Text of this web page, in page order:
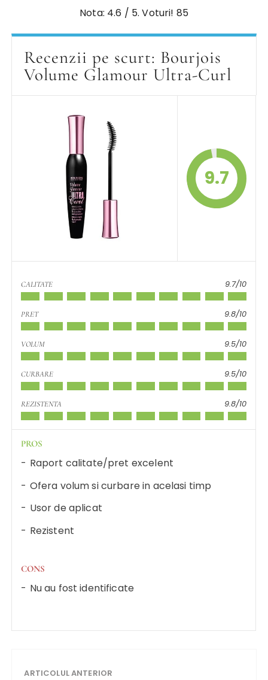
Nota: 4.6 / 5. Voturi! 85
Recenzii pe scurt: Bourjois
Volume Glamour Ultra-Curl
9.7
CALITATE 9.7/10
PRET 9.8/10
VOLUM 9.5/10
CURBARE 9.5/10
REZISTENTA 9.8/10
PROS
Raport calitate/pret excelent
Ofera volum si curbare in acelasi timp
Usor de aplicat
Rezistent
CONS
Nu au fost identificate
ARTICOLUL ANTERIOR